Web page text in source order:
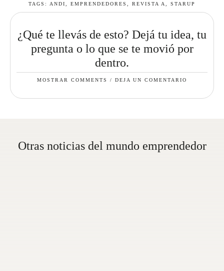
TAGS: ANDI, EMPRENDEDORES , REVISTA A, STARUP
¿Qué te llevás de esto? Dejá tu idea, tu
pregunta o lo que se te movió por
dentro.
MOSTRAR COMMENTS / DEJA UN COMENTARIO
Otras noticias del mundo emprendedor